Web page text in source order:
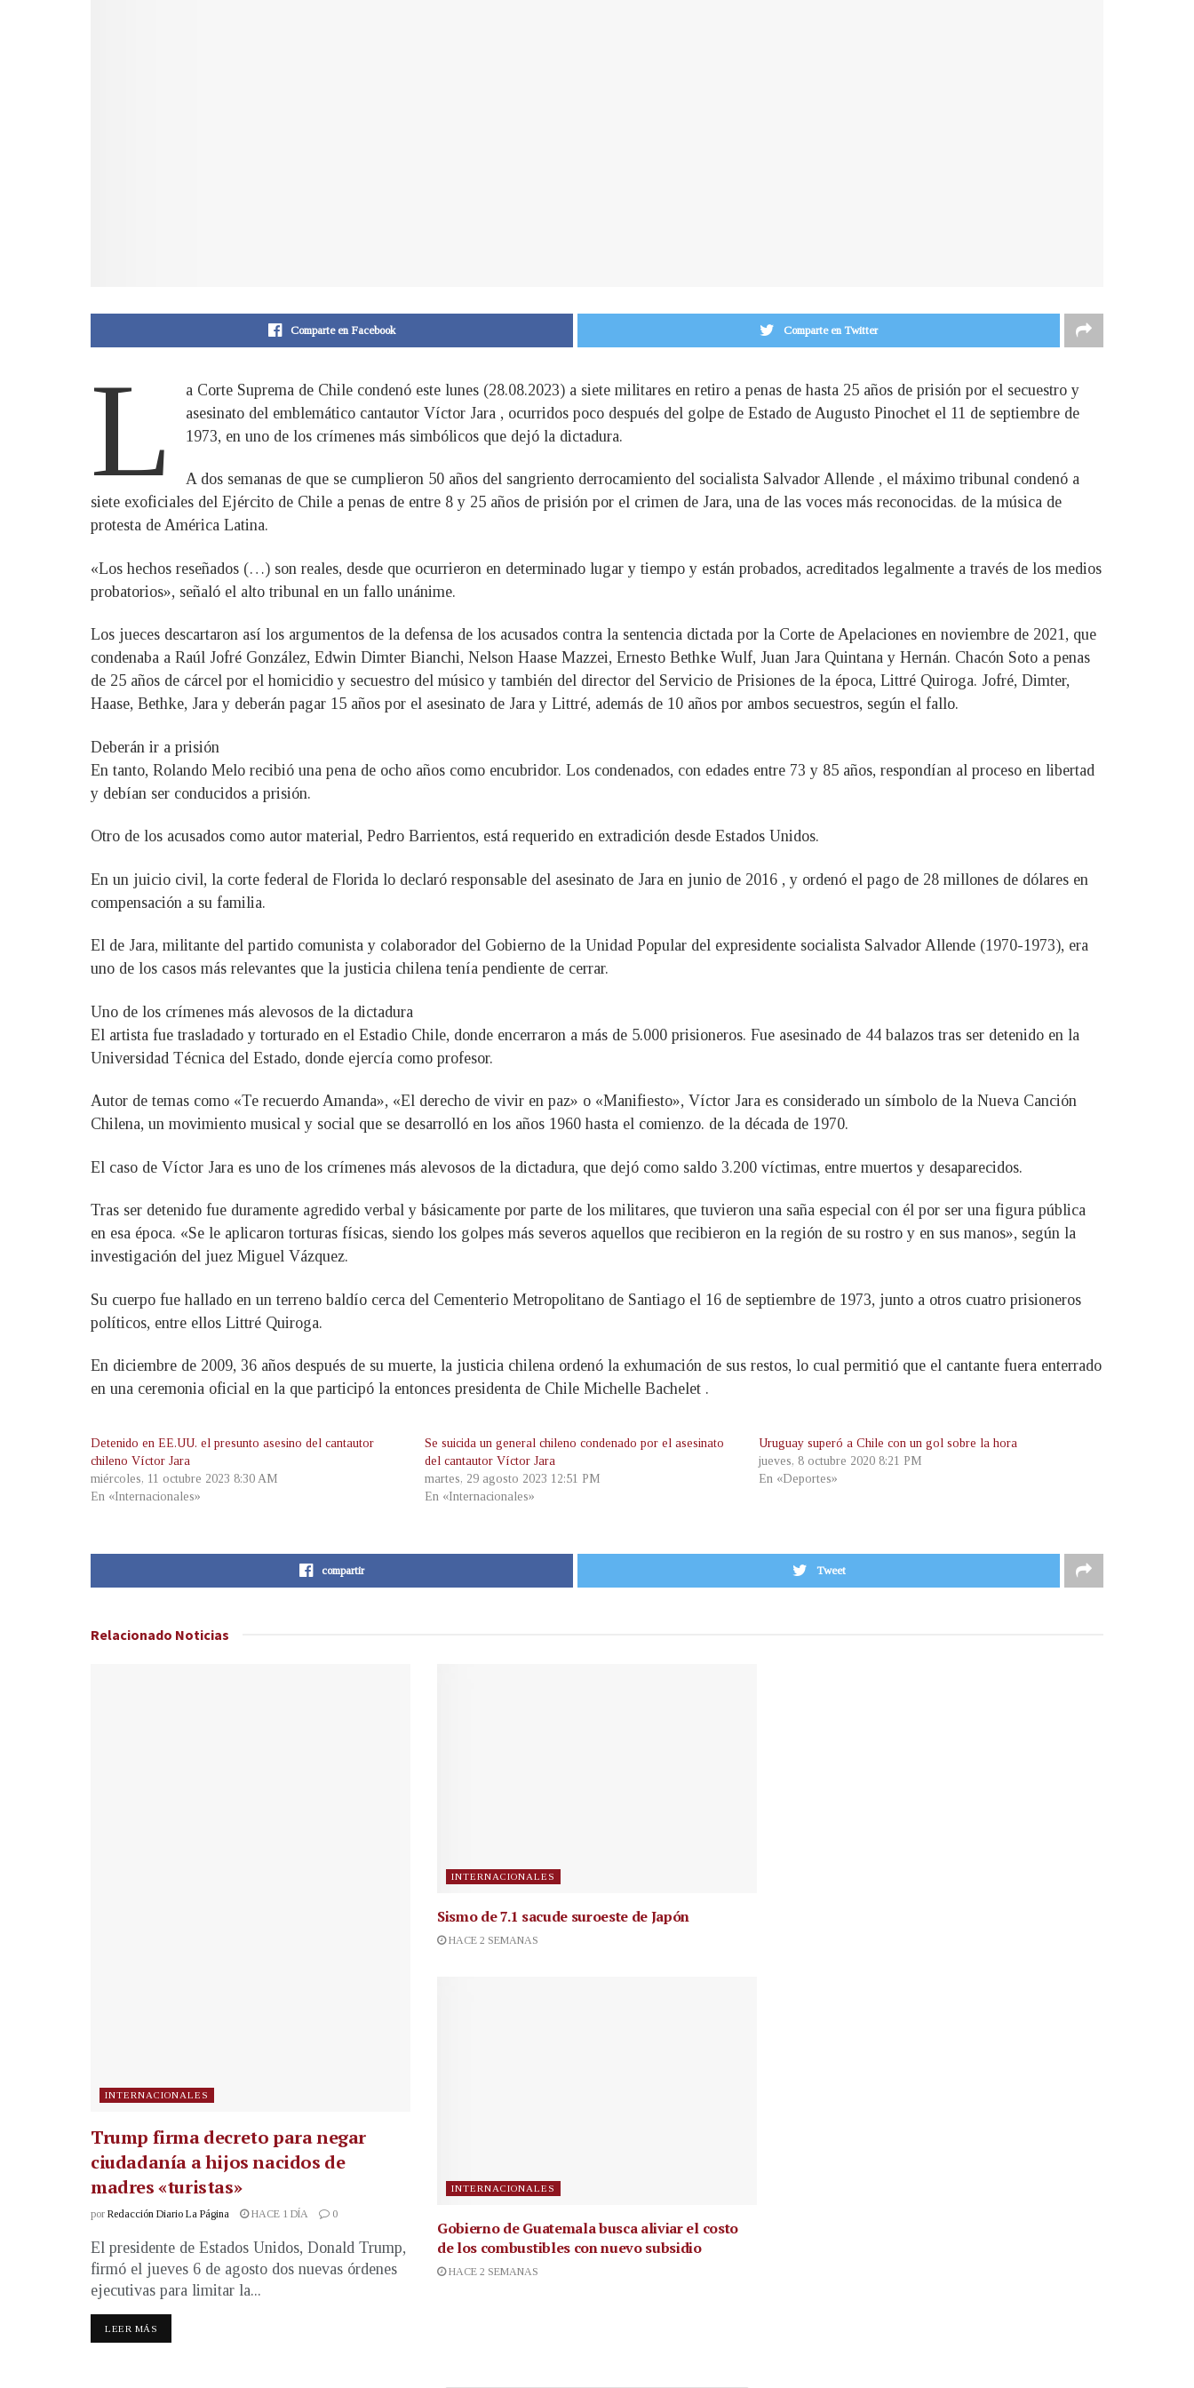
Comparte en Facebook Comparte en Twitter
L
a Corte Suprema de Chile condenó este lunes (28.08.2023) a siete militares en retiro a penas de hasta 25 años de prisión por el secuestro y
asesinato del emblemático cantautor Víctor Jara , ocurridos poco después del golpe de Estado de Augusto Pinochet el 11 de septiembre de
1973, en uno de los crímenes más simbólicos que dejó la dictadura.
A dos semanas de que se cumplieron 50 años del sangriento derrocamiento del socialista Salvador Allende , el máximo tribunal condenó a
siete exoficiales del Ejército de Chile a penas de entre 8 y 25 años de prisión por el crimen de Jara, una de las voces más reconocidas. de la música de
protesta de América Latina.
«Los hechos reseñados (…) son reales, desde que ocurrieron en determinado lugar y tiempo y están probados, acreditados legalmente a través de los medios
probatorios», señaló el alto tribunal en un fallo unánime.
Los jueces descartaron así los argumentos de la defensa de los acusados ​​contra la sentencia dictada por la Corte de Apelaciones en noviembre de 2021, que
condenaba a Raúl Jofré González, Edwin Dimter Bianchi, Nelson Haase Mazzei, Ernesto Bethke Wulf, Juan Jara Quintana y Hernán. Chacón Soto a penas
de 25 años de cárcel por el homicidio y secuestro del músico y también del director del Servicio de Prisiones de la época, Littré Quiroga. Jofré, Dimter,
Haase, Bethke, Jara y deberán pagar 15 años por el asesinato de Jara y Littré, además de 10 años por ambos secuestros, según el fallo.
Deberán ir a prisión
En tanto, Rolando Melo recibió una pena de ocho años como encubridor. Los condenados, con edades entre 73 y 85 años, respondían al proceso en libertad
y debían ser conducidos a prisión.
Otro de los acusados ​​como autor material, Pedro Barrientos, está requerido en extradición desde Estados Unidos.
En un juicio civil, la corte federal de Florida lo declaró responsable del asesinato de Jara en junio de 2016 , y ordenó el pago de 28 millones de dólares en
compensación a su familia.
El de Jara, militante del partido comunista y colaborador del Gobierno de la Unidad Popular del expresidente socialista Salvador Allende (1970-1973), era
uno de los casos más relevantes que la justicia chilena tenía pendiente de cerrar.
Uno de los crímenes más alevosos de la dictadura
El artista fue trasladado y torturado en el Estadio Chile, donde encerraron a más de 5.000 prisioneros. Fue asesinado de 44 balazos tras ser detenido en la
Universidad Técnica del Estado, donde ejercía como profesor.
Autor de temas como «Te recuerdo Amanda», «El derecho de vivir en paz» o «Manifiesto», Víctor Jara es considerado un símbolo de la Nueva Canción
Chilena, un movimiento musical y social que se desarrolló en los años 1960 hasta el comienzo. de la década de 1970.
El caso de Víctor Jara es uno de los crímenes más alevosos de la dictadura, que dejó como saldo 3.200 víctimas, entre muertos y desaparecidos.
Tras ser detenido fue duramente agredido verbal y básicamente por parte de los militares, que tuvieron una saña especial con él por ser una figura pública
en esa época. «Se le aplicaron torturas físicas, siendo los golpes más severos aquellos que recibieron en la región de su rostro y en sus manos», según la
investigación del juez Miguel Vázquez.
Su cuerpo fue hallado en un terreno baldío cerca del Cementerio Metropolitano de Santiago el 16 de septiembre de 1973, junto a otros cuatro prisioneros
políticos, entre ellos Littré Quiroga.
En diciembre de 2009, 36 años después de su muerte, la justicia chilena ordenó la exhumación de sus restos, lo cual permitió que el cantante fuera enterrado
en una ceremonia oficial en la que participó la entonces presidenta de Chile Michelle Bachelet .
Detenido en EE.UU. el presunto asesino del cantautor
chileno Víctor Jara
miércoles, 11 octubre 2023 8:30 AM
En «Internacionales»
Se suicida un general chileno condenado por el asesinato
del cantautor Víctor Jara
martes, 29 agosto 2023 12:51 PM
En «Internacionales»
Uruguay superó a Chile con un gol sobre la hora
jueves, 8 octubre 2020 8:21 PM
En «Deportes»
compartir Tweet
Relacionado Noticias
INTERNACIONALES
Trump firma decreto para negar
ciudadanía a hijos nacidos de
madres «turistas»
por Redacción Diario La Página HACE 1 DÍA 0
El presidente de Estados Unidos, Donald Trump,
firmó el jueves 6 de agosto dos nuevas órdenes
ejecutivas para limitar la...
LEER MÁS
INTERNACIONALES
Sismo de 7.1 sacude suroeste de Japón
HACE 2 SEMANAS
INTERNACIONALES
Gobierno de Guatemala busca aliviar el costo
de los combustibles con nuevo subsidio
HACE 2 SEMANAS